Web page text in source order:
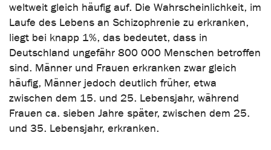
weltweit gleich häufig auf. Die Wahrscheinlichkeit, im
Laufe des Lebens an Schizophrenie zu erkranken,
liegt bei knapp 1%, das bedeutet, dass in
Deutschland ungefähr 800 000 Menschen betroffen
sind. Männer und Frauen erkranken zwar gleich
häufig, Männer jedoch deutlich früher, etwa
zwischen dem 15. und 25. Lebensjahr, während
Frauen ca. sieben Jahre später, zwischen dem 25.
und 35. Lebensjahr, erkranken.